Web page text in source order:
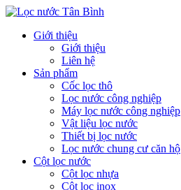
Giới thiệu
Giới thiệu
Liên hệ
Sản phẩm
Cốc lọc thô
Lọc nước công nghiệp
Máy lọc nước công nghiệp
Vật liệu lọc nước
Thiết bị lọc nước
Lọc nước chung cư căn hộ
Cột lọc nước
Cột lọc nhựa
Cột lọc inox